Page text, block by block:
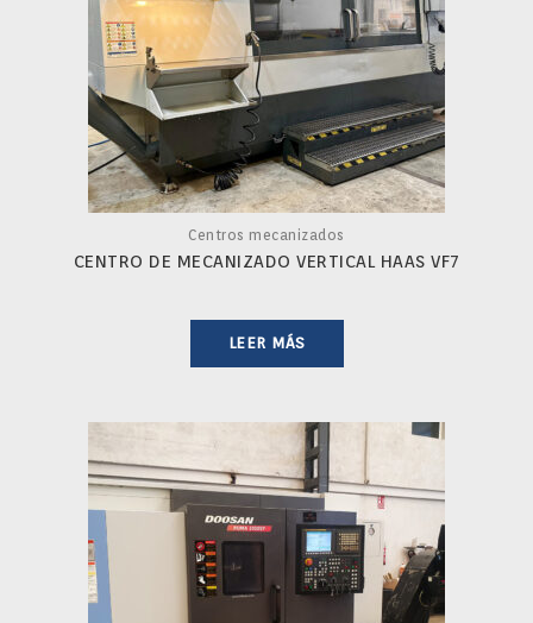
Centros mecanizados
CENTRO DE MECANIZADO VERTICAL HAAS VF7
LEER MÁS